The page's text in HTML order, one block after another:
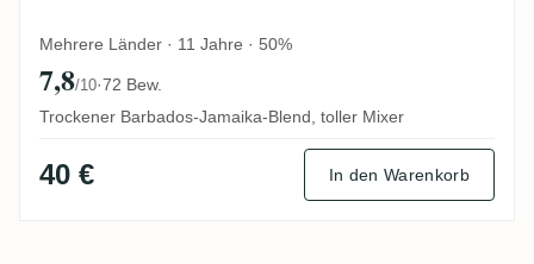
Mehrere Länder · 11 Jahre · 50%
7,8/10·72 Bew.
Trockener Barbados-Jamaika-Blend, toller Mixer
40 € In den Warenkorb